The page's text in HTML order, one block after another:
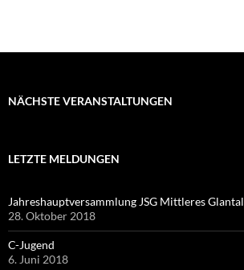
NÄCHSTE VERANSTALTUNGEN
LETZTE MELDUNGEN
Jahreshauptversammlung JSG Mittleres Glantal
28. Oktober 2018
C-Jugend
6. Juni 2018